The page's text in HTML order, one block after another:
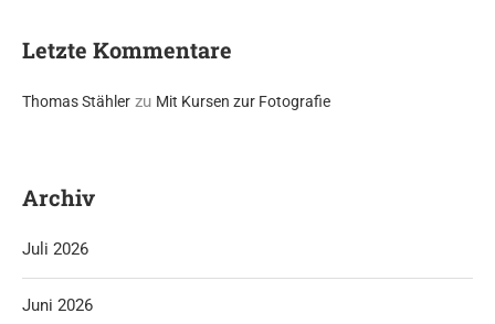
Letzte Kommentare
Thomas Stähler zu Mit Kursen zur Fotografie
Archiv
Juli 2026
Juni 2026